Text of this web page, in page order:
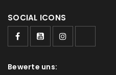
Please select all the ways
SOCIAL ICONS
Bewerte uns: